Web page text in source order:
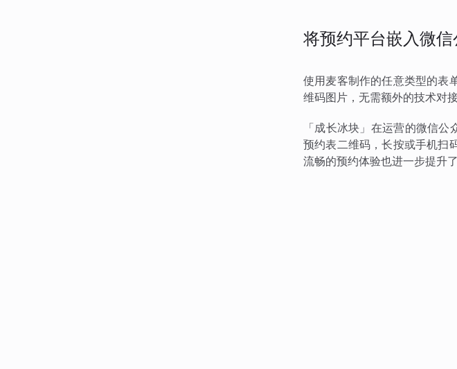
将预约平台嵌入微
使用麦客制作的任意类型的表
维码图片，无需额外的技术对
「成长冰块」在运营的微信
预约表二维码，长按或手机扫
流畅的预约体验也进一步提升